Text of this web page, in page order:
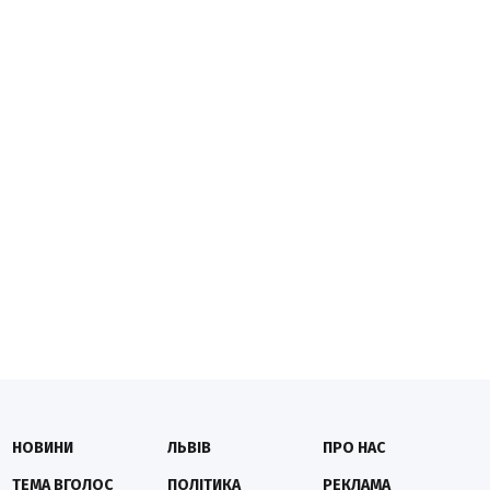
НОВИНИ
ТЕМА ВГОЛОС
ЛЬВІВ
ПОЛІТИКА
ПРО НАС
РЕКЛАМА